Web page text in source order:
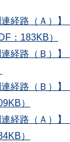
連経路（Ａ）
：183KB）
連経路（Ｂ）
連経路（Ｂ）
）
連経路（Ａ）
）